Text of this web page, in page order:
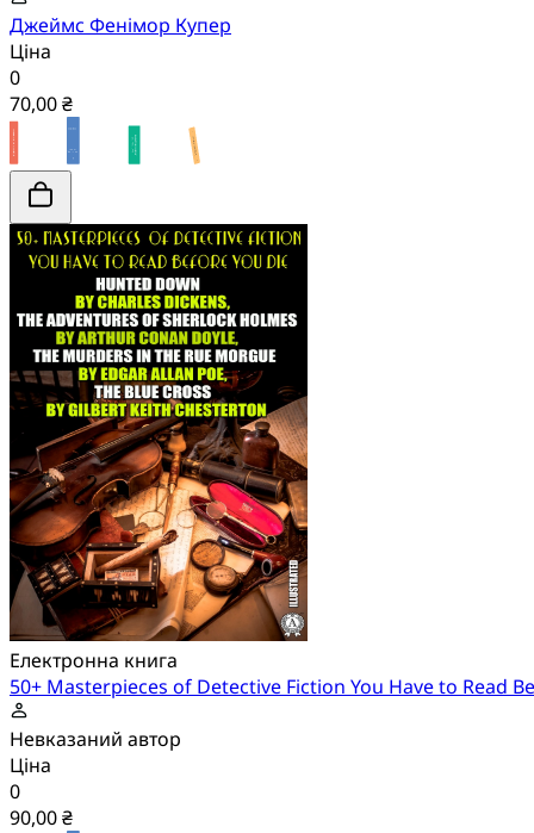
Джеймс Фенімор Купер
Ціна
0
70,00 ₴
Електронна книга
50+ Masterpieces of Detective Fiction You Have to Read
Невказаний автор
Ціна
0
90,00 ₴